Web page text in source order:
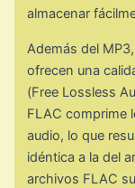
almacenar
Además del
ofrecen una
(Free Lossless
FLAC comprime
audio, lo que
idéntica a la del
archivos FLAC